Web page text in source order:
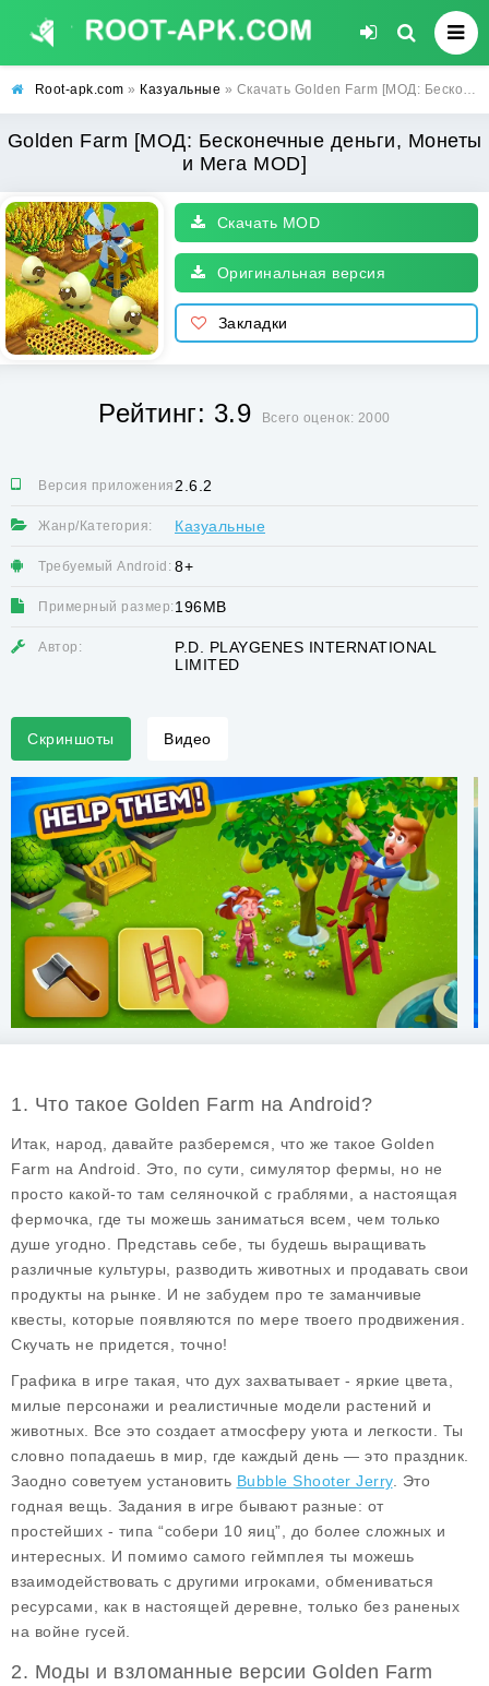
Root-apk.com » Казуальные » Скачать Golden Farm [МОД: Бесконечные деньги, Монеты и Мега MOD] | Взлом Golden Farm на Андроид
Golden Farm [МОД: Бесконечные деньги, Монеты
и Мега MOD]
Скачать MOD
Оригинальная версия
Закладки
Рейтинг: 3.9 Всего оценок: 2000
Версия приложения:2.6.2
Жанр/Категория: Казуальные
Требуемый Android: 8+
Примерный размер: 196MB
Автор:
P.D. PLAYGENES INTERNATIONAL
LIMITED
Скриншоты Видео
1. Что такое Golden Farm на Android?
Итак, народ, давайте разберемся, что же такое Golden
Farm на Android. Это, по сути, симулятор фермы, но не
просто какой-то там селяночкой с граблями, а настоящая
фермочка, где ты можешь заниматься всем, чем только
душе угодно. Представь себе, ты будешь выращивать
различные культуры, разводить животных и продавать свои
продукты на рынке. И не забудем про те заманчивые
квесты, которые появляются по мере твоего продвижения.
Скучать не придется, точно!
Графика в игре такая, что дух захватывает - яркие цвета,
милые персонажи и реалистичные модели растений и
животных. Все это создает атмосферу уюта и легкости. Ты
словно попадаешь в мир, где каждый день — это праздник.
Заодно советуем установить Bubble Shooter Jerry. Это
годная вещь. Задания в игре бывают разные: от
простейших - типа “собери 10 яиц”, до более сложных и
интересных. И помимо самого геймплея ты можешь
взаимодействовать с другими игроками, обмениваться
ресурсами, как в настоящей деревне, только без раненых
на войне гусей.
2. Моды и взломанные версии Golden Farm